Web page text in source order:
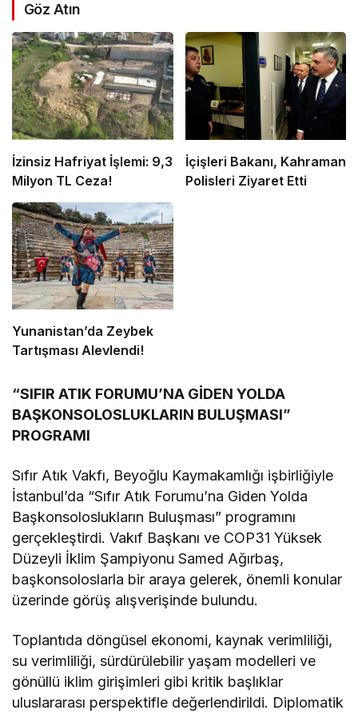
Göz Atın
İzinsiz Hafriyat İşlemi: 9,3
Milyon TL Ceza!
İçişleri Bakanı, Kahraman
Polisleri Ziyaret Etti
Yunanistan’da Zeybek
Tartışması Alevlendi!
“SIFIR ATIK FORUMU’NA GİDEN YOLDA
BAŞKONSOLOSLUKLARIN BULUŞMASI”
PROGRAMI
Sıfır Atık Vakfı, Beyoğlu Kaymakamlığı işbirliğiyle
İstanbul’da “Sıfır Atık Forumu’na Giden Yolda
Başkonsoloslukların Buluşması” programını
gerçekleştirdi. Vakıf Başkanı ve COP31 Yüksek
Düzeyli İklim Şampiyonu Samed Ağırbaş,
başkonsoloslarla bir araya gelerek, önemli konular
üzerinde görüş alışverişinde bulundu.
Toplantıda döngüsel ekonomi, kaynak verimliliği,
su verimliliği, sürdürülebilir yaşam modelleri ve
gönüllü iklim girişimleri gibi kritik başlıklar
uluslararası perspektifle değerlendirildi. Diplomatik